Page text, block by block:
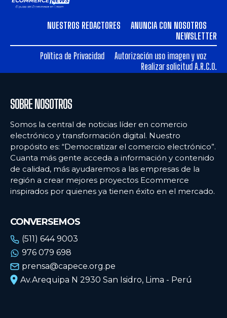
NUESTROS REDACTORES
ANUNCIA CON NOSOTROS
NEWSLETTER
Política de Privacidad
Autorización uso imagen y voz
Realizar solicitud A.R.C.O.
SOBRE NOSOTROS
Somos la central de noticias líder en comercio
electrónico y transformación digital. Nuestro
propósito es: “Democratizar el comercio electrónico”.
Cuanta más gente acceda a información y contenido
de calidad, más ayudaremos a las empresas de la
región a crear mejores proyectos Ecommerce
inspirados por quienes ya tienen éxito en el mercado.
CONVERSEMOS
(511) 644 9003
976 079 698
prensa@capece.org.pe
Av.Arequipa N 2930 San Isidro, Lima - Perú